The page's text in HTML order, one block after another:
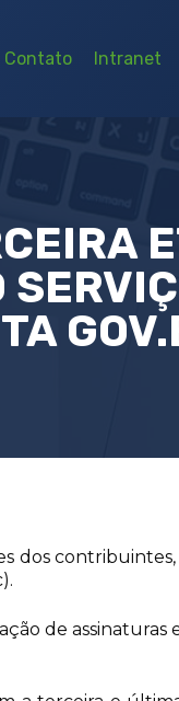
Contato Intranet
dos
de